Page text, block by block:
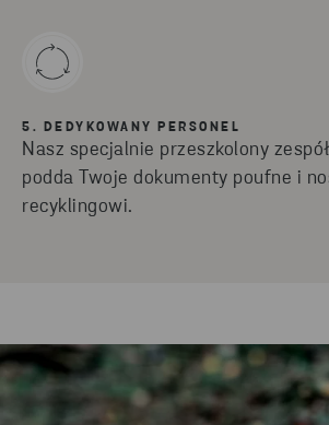
5. DEDYKOWANY PERSONEL
Nasz specjalnie przeszkolony
podda Twoje dokumenty poufne i
recyklingowi.